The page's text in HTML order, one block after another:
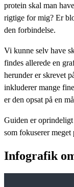
protein skal man
rigtige for mig? Er
den forbindelse.
Vi kunne selv have
findes allerede en
herunder er skrevet
inkluderer mange
er den opsat på en
Guiden er
som fokuserer meget
Infografik